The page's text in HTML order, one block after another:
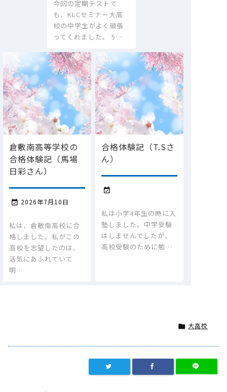
今回の定期テストで
も、KLCセミナー大高
校の中学生がよく頑張
ってくれました。 5…
倉敷南高等学校の
合格体験記（馬場
日彩さん）
 2026年7月10日
私は、倉敷南高校に合
格しました。私がこの
高校を志望したのは、
活気にあふれていて
明…
合格体験記（T.Sさ
ん）

私は小学4年生の時に入
塾しました。中学受験
はしませんでしたが、
高校受験のために勉…
 大高校